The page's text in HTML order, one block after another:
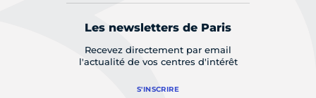
Les newsletters de Paris
Recevez directement par email
l'actualité de vos centres d'intérêt
S'INSCRIRE